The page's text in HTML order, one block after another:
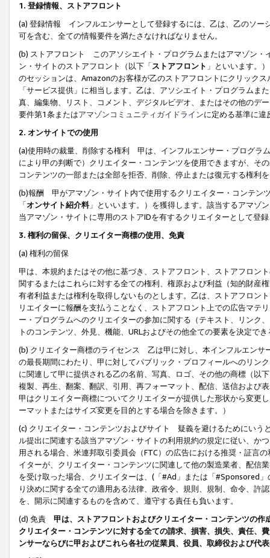
1. 登録情報、ストアフロント
(a) 登録情報 インフルエンサーとして登録するには、乙は、乙のソー
可を含む、全ての情報要件を満たさなければなりません。
(b) ストアフロント このアソシエイト・プログラムまたはアマゾン・
ン・サイトのストアフロント（以下「ストアフロント 」といいます。
のセッションは、Amazonのお客様が乙のストアフロントにクリック
「サービス提供」に相当します。乙は、アソシエイト・プログラム
真、編集物、リスト、コメント、デジタルビデオ、またはその他のデ
要件第1条またはアマゾンコミュニティガイドラインに定める基準に違
2. オンサイトでの使用
(a)使用時の裁量、削除する権利 甲は、インフルエンサー・プログラ
により甲の判断で）クリエイター・コンテンツを使用できますが、そ
コンテンツの一部または全部を拒否、削除、停止または復元する権利
(b)報酬 甲がアマゾン・サイト内で使用するクリエイター・コンテン
「オンサイト紹介料」といいます。）を獲得します。該当するアマゾ
当アマゾン・サイトに専用のストアIDを有するクリエイターとして登
3. 権利の留保、クリエイター商標の使用、免責
(a) 権利の留保
甲は、本規約またはその他に基づき、ストアフロント、ストアフロン
関するまたはこれらに対する全ての権利、権原および利益（知的財産
有者利益または権利を取得しないものとします。乙は、ストアフロン
リエイターに報酬を支払うことなく、ストアフロント上での広告マテ
ー・プログラムへのクリエイターの参加に関する（テキスト、リンク
トのコンテンツ、外見、機能、URLおよびその他全ての要素を決定で
(b) クリエイター商標のライセンス 乙は甲に対し、本インフルエンサ
の最長期間にわたり、甲に対してパブリック・プロフィールへのリン
に関連して甲に提供される乙の名前、写真、ロゴ、その他の商標（以
複製、再生、翻案、翻訳、引用、再フォーマット、配信、送信および
甲はクリエイター商標についてクリエイターが提供した形状から変更
ーマットまたはサイズ変更を目的とする場合を除きます。）
(c) クリエイター・コンテンツおよびサイト 疑義を避けるためにいう
ル提出に関連する該当アマゾン・サイトの利用規約の規定に従い、か
用される場合、米連邦取引委員会（FTC）の広告における推奨・証言
イターが、クリエイター・コンテンツに関連して他の製造業者、配信
を受け取った場合、クリエイターは、(「#Ad」または「#Sponsored
り決めに関する全ての適用ある法律、政省令、規則、規制、命令、許
を、開示に関連するものを含めて、遵守する責任も負います。
(d) 免責 甲は、ストアフロントおよびクリエイター・コンテンツの
クリエイター・コンテンツに対する全ての請求、損害、損失、責任、
ンサーならびに甲およびこれら各社の従業員、役員、取締役および代